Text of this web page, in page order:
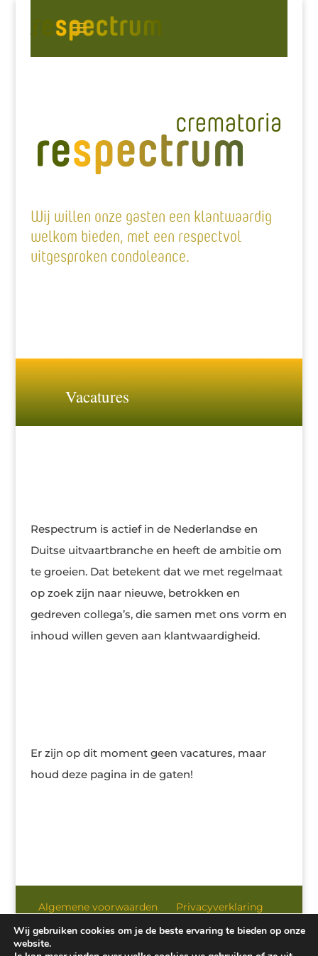
Wij willen onze gasten een klantwaardig
welkom bieden, met een respectvol
uitgesproken condoleance.
Vacatures
Respectrum is actief in de Nederlandse en
Duitse uitvaartbranche en heeft de ambitie om
te groeien. Dat betekent dat we met regelmaat
op zoek zijn naar nieuwe, betrokken en
gedreven collega’s, die samen met ons vorm en
inhoud willen geven aan klantwaardigheid.
Er zijn op dit moment geen vacatures, maar
houd deze pagina in de gaten!
Algemene voorwaarden Privacyverklaring
Wij gebruiken cookies om je de beste ervaring te bieden op onze
website.